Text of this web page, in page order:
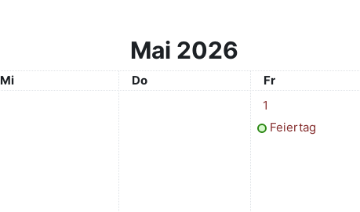
Mai 2026
Mittwoch
Mi Donnerstag
Do Freitag
Fr
1 Termin, Freitag,
1
Feiertag